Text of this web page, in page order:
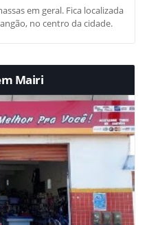
em geral. Fica localizada
no centro da cidade.
Mairi